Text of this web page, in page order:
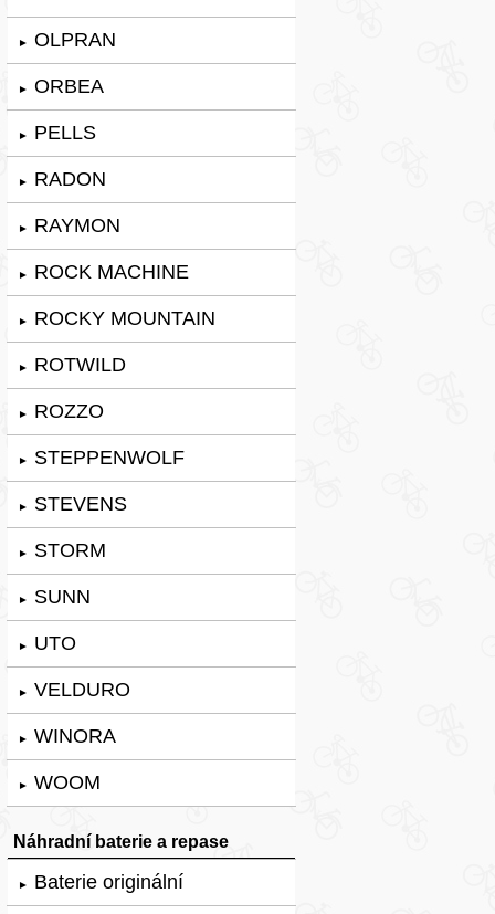
► OLPRAN
► ORBEA
► PELLS
► RADON
► RAYMON
► ROCK MACHINE
► ROCKY MOUNTAIN
► ROTWILD
► ROZZO
► STEPPENWOLF
► STEVENS
► STORM
► SUNN
► UTO
► VELDURO
► WINORA
► WOOM
Náhradní baterie a repase
► Baterie originální